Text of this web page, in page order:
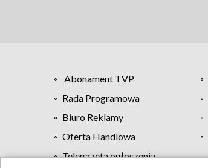
Abonament TVP
Rada Programowa
Biuro Reklamy
Oferta Handlowa
Telegazeta ogłoszenia